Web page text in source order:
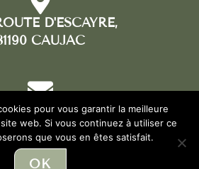
D'ESCAYRE,
CAUJAC
Art Studio
pour vous garantir la meilleure
web. Si vous continuez à utiliser ce
que vous en êtes satisfait.
OK